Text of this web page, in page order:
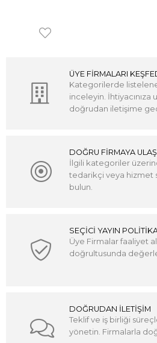
ÜYE FİRMALARI
Kategorilerde
inceleyin. İhtiyacınıza
doğrudan iletişime
DOĞRU FİRMAYA
İlgili kategoriler
tedarikçi veya hizmet
bulun.
SEÇİCİ YAYIN
Üye Firmalar faaliyet
doğrultusunda
DOĞRUDAN İLETİŞİM
Teklif ve iş birliği
yönetin. Firmalarla